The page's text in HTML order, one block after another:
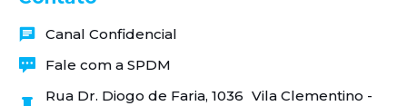
Canal Confidencial
Fale com a SPDM
Rua Dr. Diogo de Faria, 1036 Vila Clementino -